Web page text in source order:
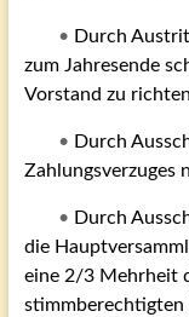
• Durch
zum Jahresende
Vorstand zu
• Durch
Zahlungsverzuges
• Durch
die
eine 2/3